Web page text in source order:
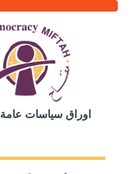
اوراق سياسات عامة